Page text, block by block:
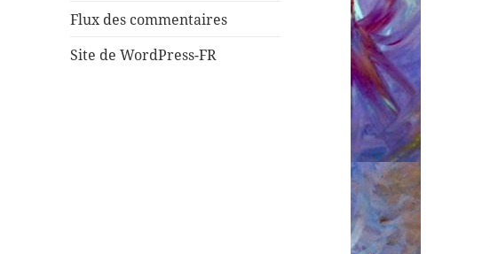
Flux des commentaires
Site de WordPress-FR